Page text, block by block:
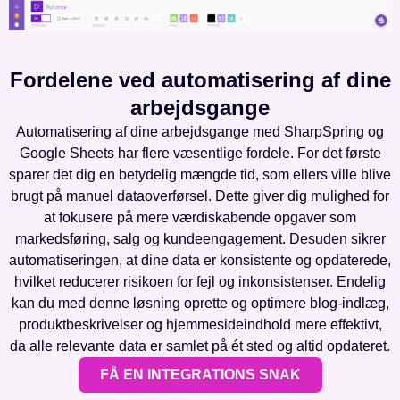
Fordelene ved automatisering af dine
arbejdsgange
Automatisering af dine arbejdsgange med SharpSpring og
Google Sheets har flere væsentlige fordele. For det første
sparer det dig en betydelig mængde tid, som ellers ville blive
brugt på manuel dataoverførsel. Dette giver dig mulighed for
at fokusere på mere værdiskabende opgaver som
markedsføring, salg og kundeengagement. Desuden sikrer
automatiseringen, at dine data er konsistente og opdaterede,
hvilket reducerer risikoen for fejl og inkonsistenser. Endelig
kan du med denne løsning oprette og optimere blog-indlæg,
produktbeskrivelser og hjemmesideindhold mere effektivt,
da alle relevante data er samlet på ét sted og altid opdateret.
FÅ EN INTEGRATIONS SNAK